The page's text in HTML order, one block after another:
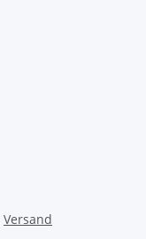
Versand